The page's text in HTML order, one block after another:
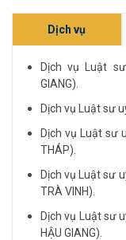
Dịch vụ
Dịch vụ Luật
GIANG).
Dịch vụ Luật sư
Dịch vụ Luật sư
THÁP).
Dịch vụ Luật sư
TRÀ VINH).
Dịch vụ Luật sư
HẬU GIANG).